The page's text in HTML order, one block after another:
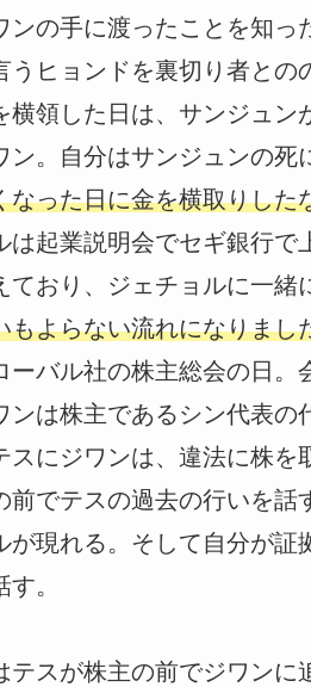
ンの手に渡ったことを知
うヒョンドを裏切り者との
横領した日は、サンジュ
ン。自分はサンジュンの死
なった日に金を横取りした
は起業説明会でセギ銀行
ており、ジェチョルに一緒
もよらない流れになりまし
ーバル社の株主総会の日
ンは株主であるシン代表の
スにジワンは、違法に株を
前でテスの過去の行いを
が現れる。そして自分が
。
テスが株主の前でジワンに